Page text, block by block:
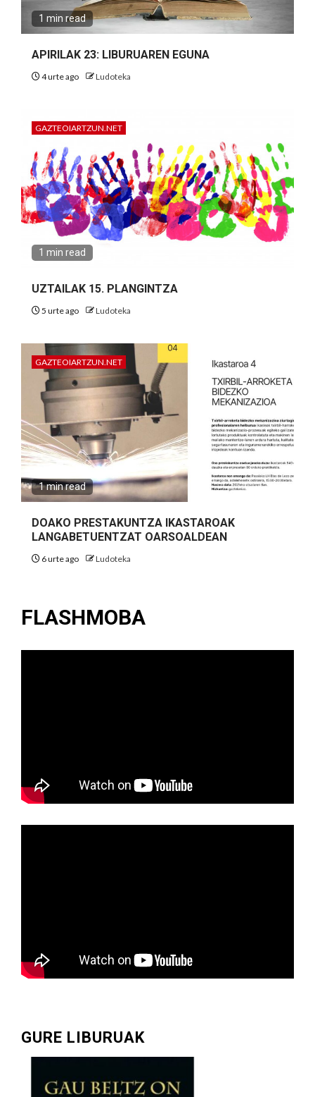
1 min read
APIRILAK 23: LIBURUAREN EGUNA
4 urte ago Ludoteka
GAZTEOIARTZUN.NET
1 min read
UZTAILAK 15. PLANGINTZA
5 urte ago Ludoteka
GAZTEOIARTZUN.NET
1 min read
DOAKO PRESTAKUNTZA IKASTAROAK
LANGABETUENTZAT OARSOALDEAN
6 urte ago Ludoteka
FLASHMOBA
GURE LIBURUAK